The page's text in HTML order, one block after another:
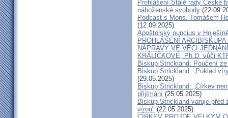
Prohlášení Stálé rady České
náboženské svobody
Podcast s Mons. Tomášem
(12.09.2025)
Apoštolský nuncius v
PROHLÁŠENÍ
NÁPRAVY VE VĚCI
KRÁLÍČKOVÉ, Ph.D. vůči
Biskup Strickland: Poučení
Biskup Strickland: „Poklad
(29.05.2025)
Biskup Strickland: „Církev
přijímání (25.05.2025)
Biskup Strickland varuje
vírou" (22.05.2025)